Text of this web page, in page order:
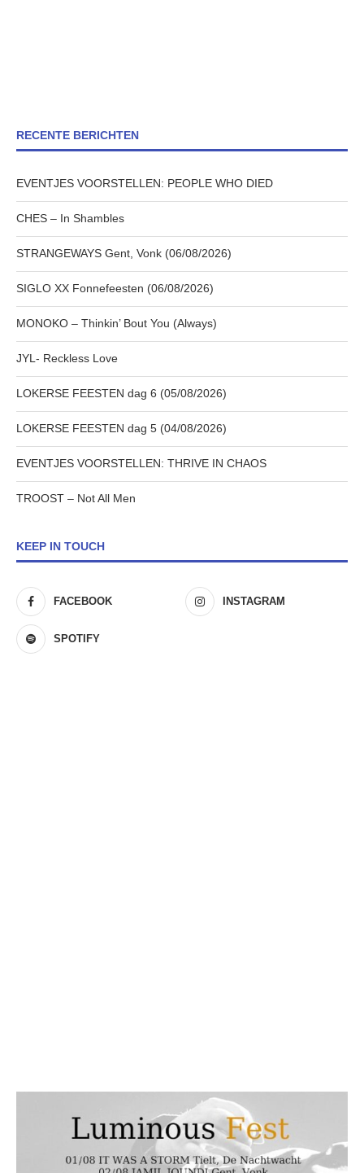
RECENTE BERICHTEN
EVENTJES VOORSTELLEN: PEOPLE WHO DIED
CHES – In Shambles
STRANGEWAYS Gent, Vonk (06/08/2026)
SIGLO XX Fonnefeesten (06/08/2026)
MONOKO – Thinkin’ Bout You (Always)
JYL- Reckless Love
LOKERSE FEESTEN dag 6 (05/08/2026)
LOKERSE FEESTEN dag 5 (04/08/2026)
EVENTJES VOORSTELLEN: THRIVE IN CHAOS
TROOST – Not All Men
KEEP IN TOUCH
FACEBOOK INSTAGRAM
SPOTIFY